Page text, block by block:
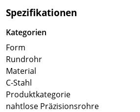
Spezifikationen
Kategorien
Form
Rundrohr
Material
C-Stahl
Produktkategorie
nahtlose Präzisionsrohre